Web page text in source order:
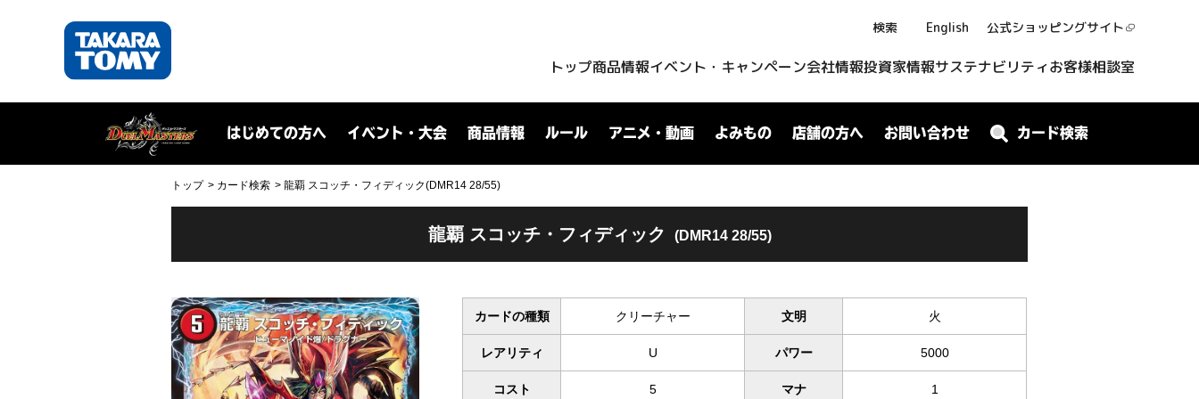
検索 English 公式ショッピングサイト
トップ商品情報イベント・キャンペーン会社情報投資家情報サステナビリティお客様相談室
はじめての方へ イベント・大会 商品情報 ルール アニメ・動画 よみもの 店舗の方へ お問い合わせ カード検索
トップ カード検索 龍覇 スコッチ・フィディック(DMR14 28/55)
龍覇 スコッチ・フィディック (DMR14 28/55)
カードの種類 クリーチャー 文明 火
レアリティ U パワー 5000
コスト 5 マナ 1